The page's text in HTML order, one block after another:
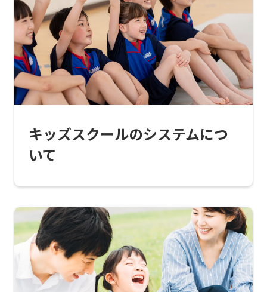
キッズスクールのシステムにつ
いて
the
top
page.
However,
if
you
use
an
the
Japanese
version
of